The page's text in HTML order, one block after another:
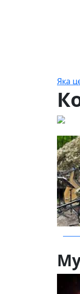
Яка